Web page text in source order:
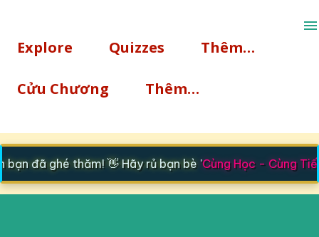
Explore Quizzes Thêm…
Cửu Chương Thêm…
đã ghé thăm! 👋 Hãy rủ bạn bè 'Cùng Học - Cùng Tiến